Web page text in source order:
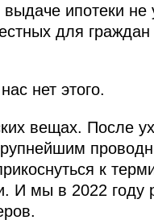
ипотеки не
для
нет этого.
вещах. После
к
И мы в 2022